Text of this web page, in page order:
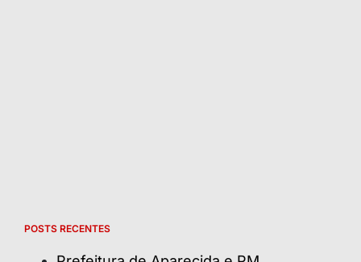
POSTS RECENTES